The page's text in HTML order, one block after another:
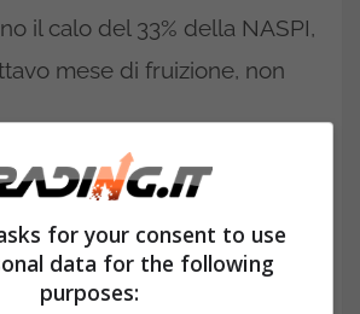
il calo del 33% della NASPI,
mese di fruizione, non
unbonus bollette,
ad esserci, ma senza
luce e gas, e sempre in
for your consent to use
data for the following
purposes: